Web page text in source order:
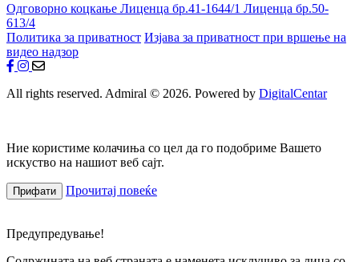
Одговорно коцкање Лиценца бр.41-1644/1 Лиценца бр.50-
613/4
Политика за приватност Изјава за приватност при вршење на
видео надзор
All rights reserved. Admiral © 2026. Powered by DigitalCentar
Ние користиме колачиња со цел да го подобриме Вашето
искуство на нашиот веб сајт.
Прифати Прочитај повеќе
Предупредување!